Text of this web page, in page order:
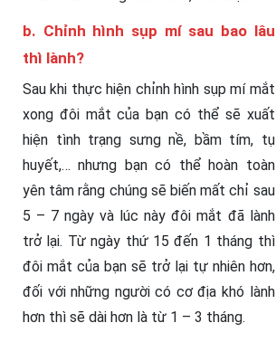
b. Chỉnh hình sụp mí sau bao lâu
thì lành?
Sau khi thực hiện chỉnh hình sụp mí mắt
xong đôi mắt của bạn có thể sẽ xuất
hiện tình trạng sưng nề, bầm tím, tụ
huyết,… nhưng bạn có thể hoàn toàn
yên tâm rằng chúng sẽ biến mất chỉ sau
5 – 7 ngày và lúc này đôi mắt đã lành
trở lại. Từ ngày thứ 15 đến 1 tháng thì
đôi mắt của bạn sẽ trở lại tự nhiên hơn,
đối với những người có cơ địa khó lành
hơn thì sẽ dài hơn là từ 1 – 3 tháng.